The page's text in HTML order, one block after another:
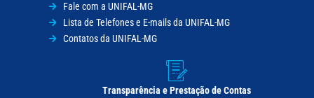
Fale com a UNIFAL-MG
Lista de Telefones e E-mails da UNIFAL-MG
Contatos da UNIFAL-MG
Transparência e Prestação de Contas